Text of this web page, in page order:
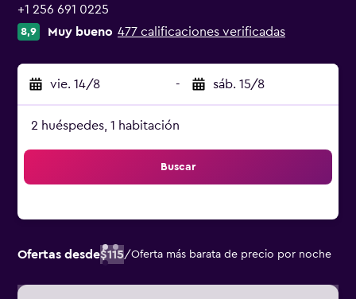
+1 256 691 0225
8,9 Muy bueno 477 calificaciones verificadas
vie. 14/8 - sáb. 15/8
2 huéspedes, 1 habitación
Buscar
Ofertas desde$115/Oferta más barata de precio por noche